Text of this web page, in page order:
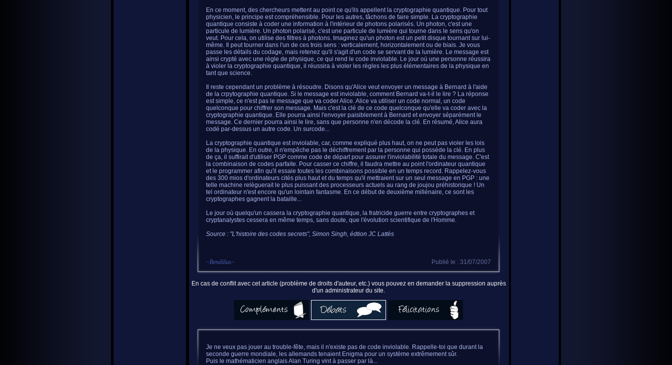
En ce moment, des chercheurs mettent au point ce qu'ils appellent la cryptographie quantique. Pour tout
physicien, le principe est compréhensible. Pour les autres, tâchons de faire simple. La cryptographie
quantique consiste à coder une information à l'intérieur de photons polarisés. Un photon, c'est une
particule de lumière. Un photon polarisé, c'est une particule de lumière qui tourne dans le sens qu'on
veut. Pour cela, on utilise des filtres à photons. Imaginez qu'un photon est un petit disque tournant sur lui-
même. Il peut tourner dans l'un de ces trois sens : verticalement, horizontalement ou de biais. Je vous
passe les détails du codage, mais retenez qu'il s'agit d'un code se servant de la lumière. Le message est
ainsi crypté avec une règle de physique, ce qui rend le code inviolable. Le jour où une personne réussira
à violer la cryptographie quantique, il réussira à violer les règles les plus élémentaires de la physique en
tant que science.
Il reste cependant un problème à résoudre. Disons qu'Alice veut envoyer un message à Bernard à l'aide
de la crpytographie quantique. Si le message est inviolable, comment Bernard va-t-il le lire ? La réponse
est simple, ce n'est pas le message que va coder Alice. Alice va utiliser un code normal, un code
quelconque pour chiffrer son message. Mais c'est la clé de ce code quelconque qu'elle va coder avec la
cryptographie quantique. Elle pourra ainsi l'envoyer paisiblement à Bernard et envoyer séparément le
message. Ce dernier pourra ainsi le lire, sans que personne n'en décode la clé. En résumé, Alice aura
codé par-dessus un autre code. Un surcode...
La cryptographie quantique est inviolable, car, comme expliqué plus haut, on ne peut pas violer les lois
de la physique. En outre, il n'empêche pas le déchiffrement par la personne qui possède la clé. En plus
de ça, il suffirait d'utiliser PGP comme code de départ pour assurer l'inviolabilité totale du message. C'est
la combinaison de codes parfaite. Pour casser ce chiffre, il faudra mettre au point l'ordinateur quantique
et le programmer afin qu'il essaie toutes les combinaisons possible en un temps record. Rappelez-vous
des 300 mios d'ordinateurs cités plus haut et du temps qu'il mettraient sur un seul message en PGP : une
telle machine relèguerait le plus puissant des processeurs actuels au rang de joujou préhistorique ! Un
tel ordinateur n'est encore qu'un lointain fantasme. En ce début de deuxième millénaire, ce sont les
cryptographes gagnent la bataille...
Le jour où quelqu'un cassera la cryptographie quantique, la fratricide guerre entre cryptographes et
cryptanalystes cessera en même temps, sans doute, que l'évolution scientifique de l'Homme.
Source : "L'histoire des codes secrets", Simon Singh, édtion JC Lattès
~Bendilius~ Publié le : 31/07/2007
En cas de conflit avec cet article (problème de droits d'auteur, etc.) vous pouvez en demander la suppression auprès
d'un administrateur du site.
Je ne veux pas jouer au trouble-fête, mais il n'existe pas de code inviolable. Rappelle-toi que durant la
seconde guerre mondiale, les allemands tenaient Enigma pour un système extrêmement sûr.
Puis le mathématicien anglais Alan Turing vint à passer par là...